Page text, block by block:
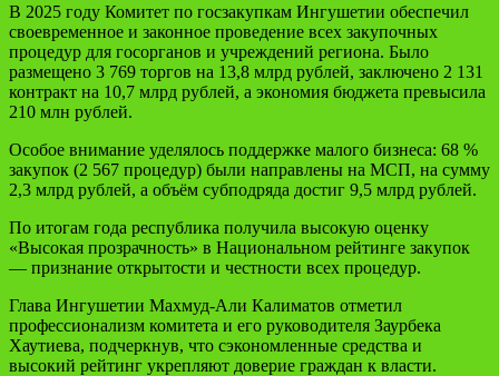
В 2025 году Комитет по госзакупкам Ингушетии обеспечил
своевременное и законное проведение всех закупочных
процедур для госорганов и учреждений региона. Было
размещено 3 769 торгов на 13,8 млрд рублей, заключено 2 131
контракт на 10,7 млрд рублей, а экономия бюджета превысила
210 млн рублей.
Особое внимание уделялось поддержке малого бизнеса: 68 %
закупок (2 567 процедур) были направлены на МСП, на сумму
2,3 млрд рублей, а объём субподряда достиг 9,5 млрд рублей.
По итогам года республика получила высокую оценку
«Высокая прозрачность» в Национальном рейтинге закупок
— признание открытости и честности всех процедур.
Глава Ингушетии Махмуд-Али Калиматов отметил
профессионализм комитета и его руководителя Заурбека
Хаутиева, подчеркнув, что сэкономленные средства и
высокий рейтинг укрепляют доверие граждан к власти.